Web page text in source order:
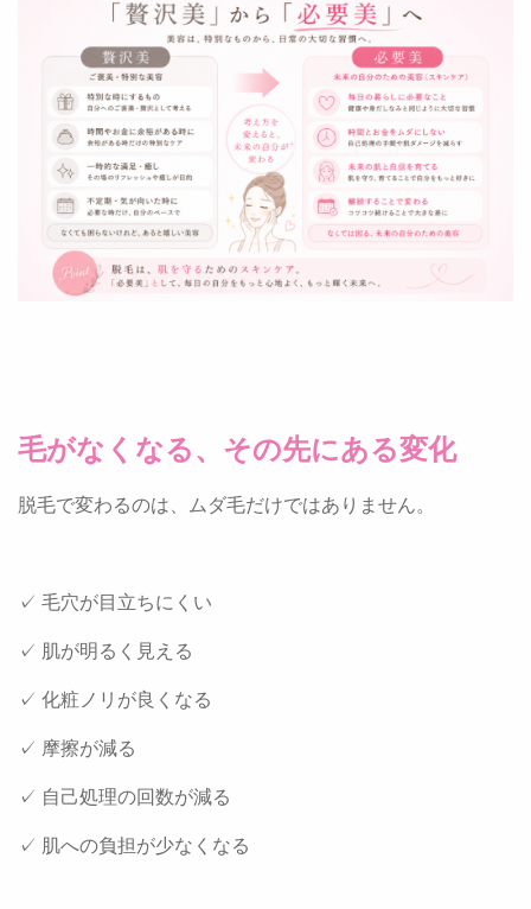
毛がなくなる、その先にある変化
脱毛で変わるのは、ムダ毛だけではありません。
✓ 毛穴が目立ちにくい
✓ 肌が明るく見える
✓ 化粧ノリが良くなる
✓ 摩擦が減る
✓ 自己処理の回数が減る
✓ 肌への負担が少なくなる